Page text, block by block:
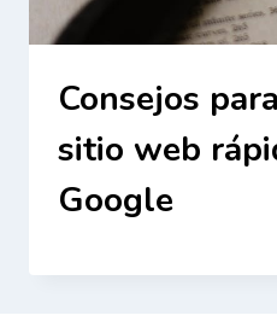
Consejos
sitio web
Google